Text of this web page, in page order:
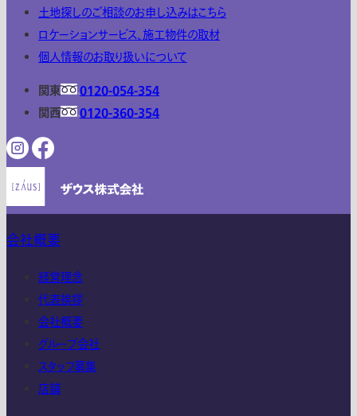
土地探しのご相談のお申し込みはこちら
ロケーションサービス、施工物件の取材
個人情報のお取り扱いについて
関東
0120-054-354
関西
0120-360-354
会社概要
経営理念
代表挨拶
会社概要
グループ会社
スタッフ募集
店舗